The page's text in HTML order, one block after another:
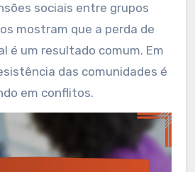
sociais entre grupos
mostram que a perda de
é um resultado comum. Em
das comunidades é
em conflitos.